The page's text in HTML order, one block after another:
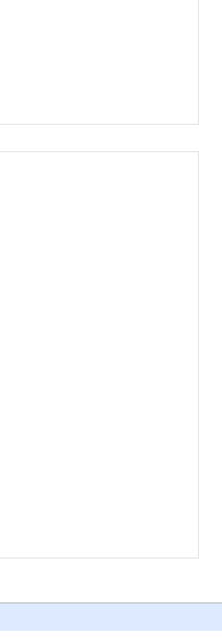
sr-fixed]
(M) - IE000CCMEZU2